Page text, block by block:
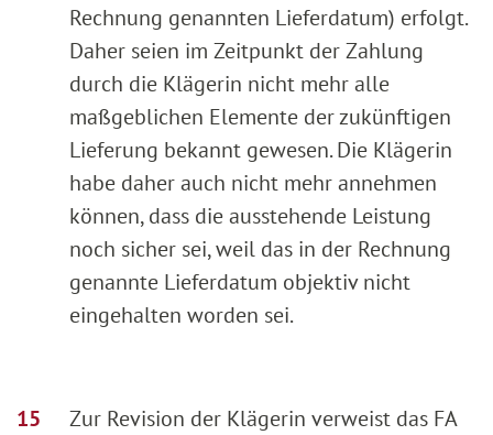
Rechnung genannten Lieferdatum) erfolgt.
Daher seien im Zeitpunkt der Zahlung
durch die Klägerin nicht mehr alle
maßgeblichen Elemente der zukünftigen
Lieferung bekannt gewesen. Die Klägerin
habe daher auch nicht mehr annehmen
können, dass die ausstehende Leistung
noch sicher sei, weil das in der Rechnung
genannte Lieferdatum objektiv nicht
eingehalten worden sei.
Zur Revision der Klägerin verweist das FA